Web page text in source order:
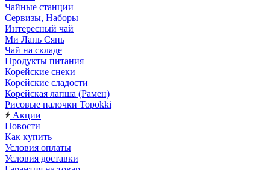
Чайные станции
Сервизы, Наборы
Интересный чай
Ми Лань Сянь
Чай на складе
Продукты питания
Корейские снеки
Корейские сладости
Корейская лапша (Рамен)
Рисовые палочки Topokki
Акции
Новости
Как купить
Условия оплаты
Условия доставки